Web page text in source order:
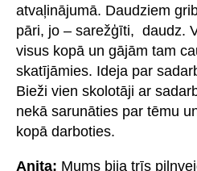
atvaļinājumā. Daudziem
pāri, jo – sarežģīti, daudz.
visus kopā un gājām tam
skatījāmies. Ideja par
Bieži vien skolotāji ar
nekā sarunāties par tēmu
kopā darboties.
Anita: Mums bija trīs